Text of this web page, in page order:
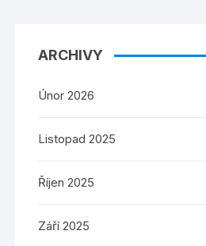
ARCHIVY
Únor 2026
Listopad 2025
Říjen 2025
Září 2025